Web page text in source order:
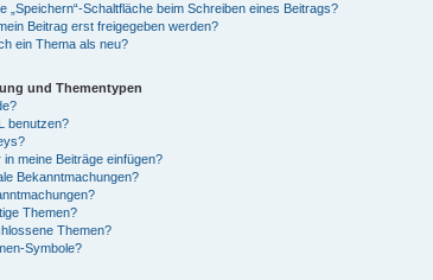
„Speichern“-Schaltfläche beim Schreiben eines Beitrags?
Beitrag erst freigegeben werden?
ein Thema als neu?
und Thementypen
benutzen?
in meine Beiträge einfügen?
Bekanntmachungen?
Themen?
Themen?
Symbole?